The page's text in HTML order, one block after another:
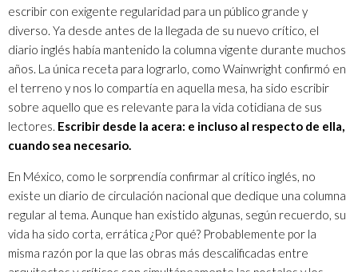
escribir con exigente regularidad para un público grande y
diverso. Ya desde antes de la llegada de su nuevo crítico, el
diario inglés había mantenido la columna vigente durante muchos
años. La única receta para lograrlo, como Wainwright confirmó en
el terreno y nos lo compartía en aquella mesa, ha sido escribir
sobre aquello que es relevante para la vida cotidiana de sus
lectores. Escribir desde la acera: e incluso al respecto de ella,
cuando sea necesario.
En México, como le sorprendía confirmar al crítico inglés, no
existe un diario de circulación nacional que dedique una columna
regular al tema. Aunque han existido algunas, según recuerdo, su
vida ha sido corta, errática ¿Por qué? Probablemente por la
misma razón por la que las obras más descalificadas entre